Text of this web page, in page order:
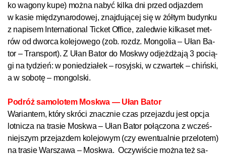
ko wa­go­ny kupe) moż­na na­być kil­ka dni przed od­jaz­dem
w kasie między­na­ro­do­wej, zna­jdu­ją­cej się w żół­tym bu­dyn­ku
z na­pi­sem International Tic­ket Of­fi­ce, za­led­wie kil­ka­set met­
rów od dwor­ca ko­le­jo­we­go (zob. rozdz. Mon­go­lia – Ułan Ba­
tor – Tran­sport).Z Ułan Ba­tor do Mos­k­wy od­jeż­dża­ją 3 po­cią­
gi na ty­dzień: w po­nie­dzia­łek – ro­syj­s­ki, w czwar­tek – chiń­s­ki,
a w so­bo­tę – mon­gol­s­ki.
Pod­róż sa­mo­lo­tem Mos­k­wa — Ułan Ba­tor
Wa­rian­tem, któ­ry skró­ci znacz­nie czas prze­jaz­du jest op­cja
lot­ni­cza na tra­sie Mos­k­wa – Ułan Ba­tor po­łą­czo­na z wcześ­
niej­szym prze­jaz­dem ko­le­jo­wym (czy ewen­tu­al­nie prze­lo­tem)
na tra­sie War­sza­wa – Mos­k­wa. Oczy­wiś­cie moż­na też sa­